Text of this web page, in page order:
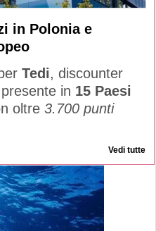
in Polonia e
Tedi, discounter
in 15 Paesi
oltre 3.700 punti
Vedi tutte